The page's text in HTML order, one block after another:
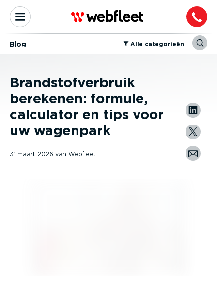
Blog ⁠Alle categorieën
Brandstofverbruik
berekenen: formule,
calculator en tips voor
uw wagenpark
31 maart 2026 van Webfleet